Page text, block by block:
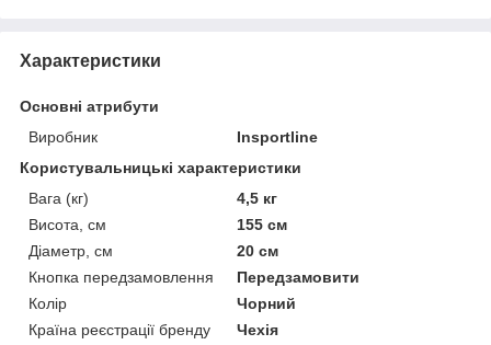
Характеристики
Основні атрибути
Виробник
Insportline
Користувальницькі характеристики
Вага (кг)
4,5 кг
Висота, см
155 см
Діаметр, см
20 см
Кнопка передзамовлення
Передзамовити
Колір
Чорний
Країна реєстрації бренду
Чехія